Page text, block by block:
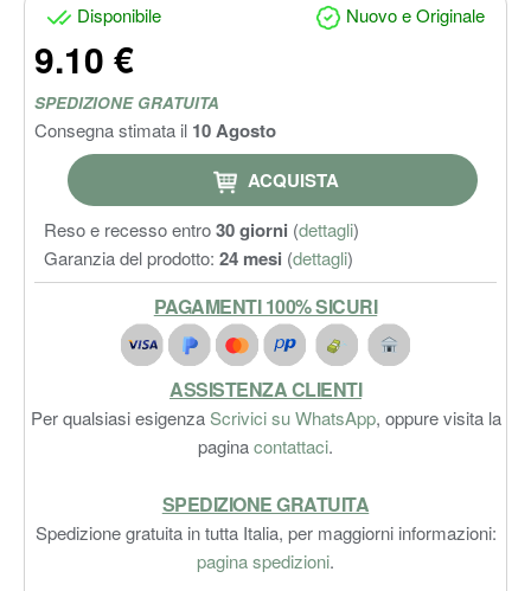
Disponibile Nuovo e Originale
9.10 €
SPEDIZIONE GRATUITA
Consegna stimata il 10 Agosto
ACQUISTA
Reso e recesso entro30 giorni (dettagli)
Garanzia del prodotto: 24 mesi (dettagli)
PAGAMENTI 100% SICURI
ASSISTENZA CLIENTI
Per qualsiasi esigenzaScrivici su WhatsApp, oppure visita la
paginacontattaci.
SPEDIZIONE GRATUITA
Spedizione gratuita in tutta Italia, per maggiorni informazioni:
pagina spedizioni.